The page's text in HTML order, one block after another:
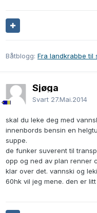
Båtblogg: Fra landkrabbe til
Sjøga
Svart 27.Mai.2014
skal du leke deg med
innenbords bensin en
suppe.
de funker suverent til
opp og ned av plan renner
klar over det. vannski og
60hk vil jeg mene. den er